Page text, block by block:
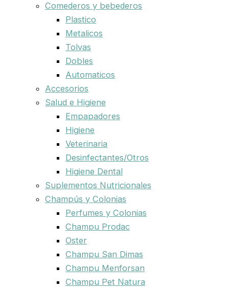
Comederos y bebederos
Plastico
Metalicos
Tolvas
Dobles
Automaticos
Accesorios
Salud e Higiene
Empapadores
Higiene
Veterinaria
Desinfectantes/Otros
Higiene Dental
Suplementos Nutricionales
Champús y Colonias
Perfumes y Colonias
Champu Prodac
Oster
Champu San Dimas
Champu Menforsan
Champu Pet Natura